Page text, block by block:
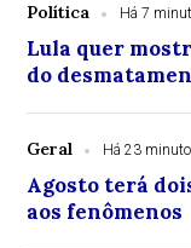
Política Há 7
Lula quer
do
Geral Há 23
Agosto terá
aos fenômenos